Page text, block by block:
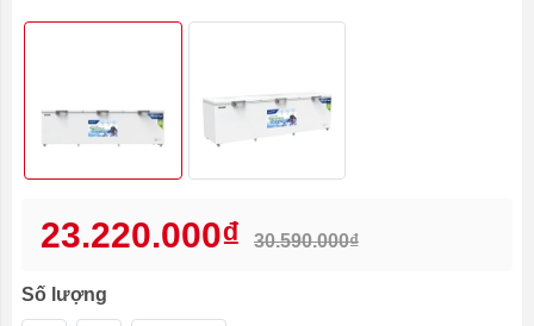
23.220.000₫ 30.590.000₫
Số lượng